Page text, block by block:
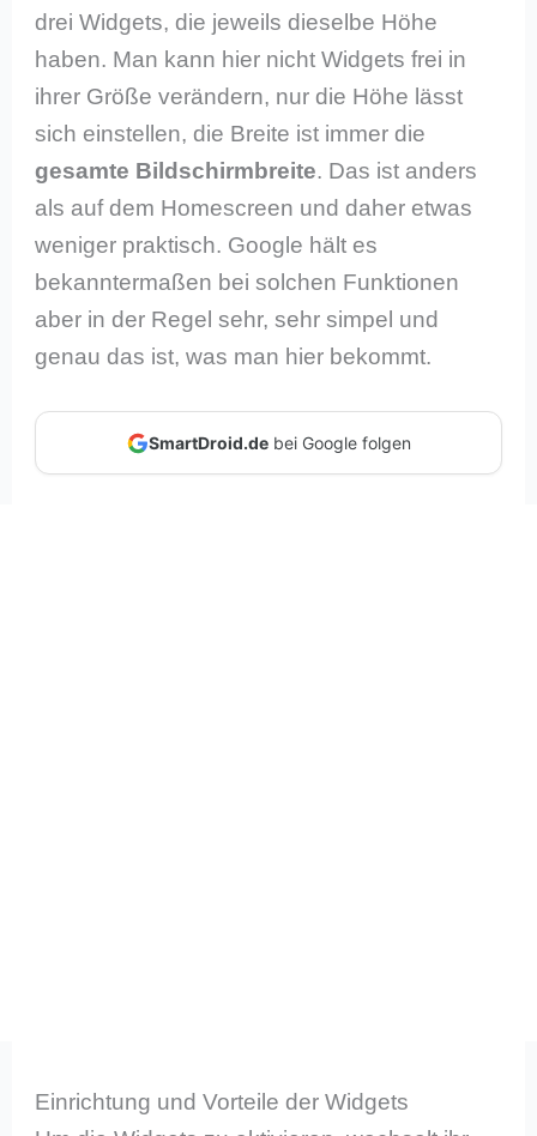
drei Widgets, die jeweils dieselbe Höhe
haben. Man kann hier nicht Widgets frei in
ihrer Größe verändern, nur die Höhe lässt
sich einstellen, die Breite ist immer die
gesamte Bildschirmbreite. Das ist anders
als auf dem Homescreen und daher etwas
weniger praktisch. Google hält es
bekanntermaßen bei solchen Funktionen
aber in der Regel sehr, sehr simpel und
genau das ist, was man hier bekommt.
SmartDroid.debei Google folgen
Einrichtung und Vorteile der Widgets